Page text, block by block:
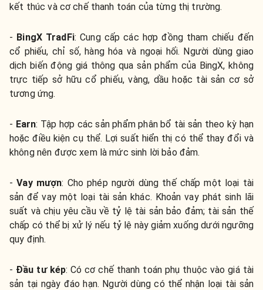
kết thúc và cơ chế thanh toán của từng thị trường.
- BingX TradFi: Cung cấp các hợp đồng tham chiếu đến
cổ phiếu, chỉ số, hàng hóa và ngoại hối. Người dùng giao
dịch biến động giá thông qua sản phẩm của BingX, không
trực tiếp sở hữu cổ phiếu, vàng, dầu hoặc tài sản cơ sở
tương ứng.
- Earn: Tập hợp các sản phẩm phân bổ tài sản theo kỳ hạn
hoặc điều kiện cụ thể. Lợi suất hiển thị có thể thay đổi và
không nên được xem là mức sinh lời bảo đảm.
-Vay mượn: Cho phép người dùng thế chấp một loại tài
sản để vay một loại tài sản khác. Khoản vay phát sinh lãi
suất và chịu yêu cầu về tỷ lệ tài sản bảo đảm; tài sản thế
chấp có thể bị xử lý nếu tỷ lệ này giảm xuống dưới ngưỡng
quy định.
- Đầu tư kép: Có cơ chế thanh toán phụ thuộc vào giá tài
sản tại ngày đáo hạn. Người dùng có thể nhận loại tài sản